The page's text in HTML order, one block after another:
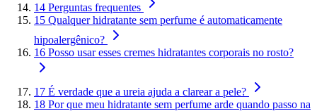
14 Perguntas frequentes
15 Qualquer hidratante sem perfume é automaticamente
hipoalergênico?
16 Posso usar esses cremes hidratantes corporais no rosto?
17 É verdade que a ureia ajuda a clarear a pele?
18 Por que meu hidratante sem perfume arde quando passo na